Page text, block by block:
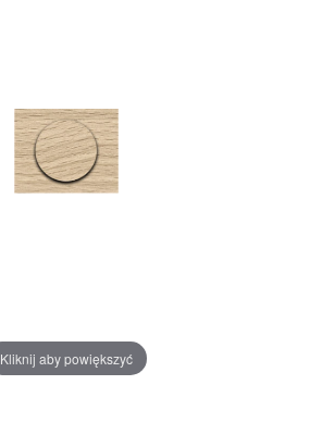
Kliknij aby powiększyć